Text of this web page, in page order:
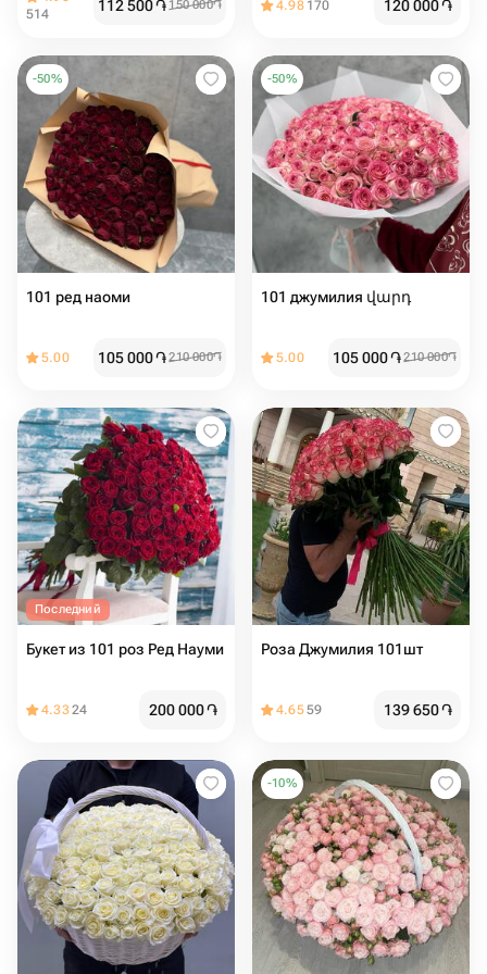
514
112 500֏ 150 000֏ 4.98 170 120 000֏
-50%
101 ред наоми
5.00 105 000֏210 000֏
-50%
101 джумилия վարդ
5.00 105 000֏210 000֏
Последний
Букет из 101 роз Ред Науми
4.3324 200 000֏
Роза Джумилия 101шт
4.6559 139 650֏
-10%